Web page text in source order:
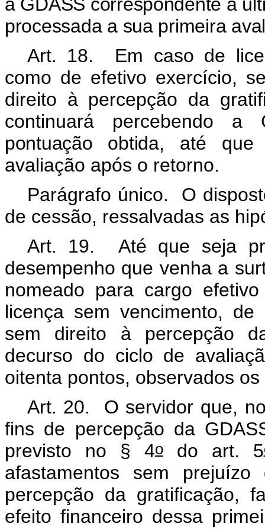
processada a sua primeira
Art. 18. Em caso de
como de efetivo exercício,
direito à percepção da
continuará percebendo
pontuação obtida, até que
avaliação após o retorno.
Parágrafo único. O
de cessão, ressalvadas as
Art. 19. Até que seja
desempenho que venha a
nomeado para cargo
licença sem vencimento,
sem direito à percepção
decurso do ciclo de
oitenta pontos, observados
Art. 20. O servidor que,
fins de percepção da
previsto no § 4odo art. 5
afastamentos sem
percepção da gratificação,
efeito financeiro dessa